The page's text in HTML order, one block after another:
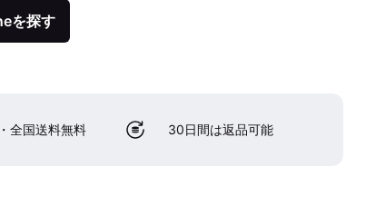
を探す
全国送料無料 30日間は返品可能